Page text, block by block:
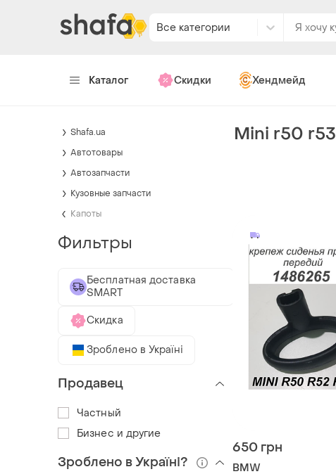
Все категории
Каталог Скидки Хендмейд
Mini r50 r53
650 грн
BMW
Shafa.ua
Автотовары
Автозапчасти
Кузовные запчасти
Капоты
Фильтры
Бесплатная доставка
SMART
Скидка
Зроблено в Україні
Продавец
Частный
Бизнес и другие
Зроблено в Україні?